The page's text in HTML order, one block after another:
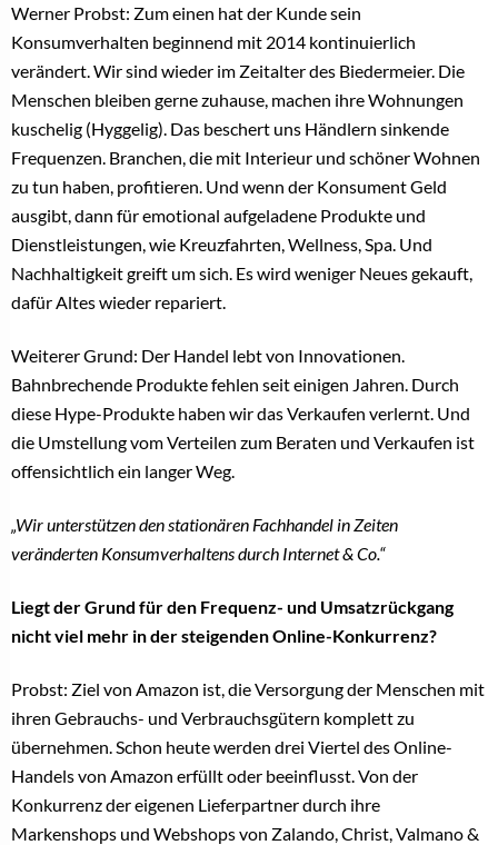
Werner Probst: Zum einen hat der Kundesein
Konsumverhalten beginnend mit 2014 kontinuierlich
verändert. Wir sind wieder im Zeitalter des Biedermeier. Die
Menschen bleiben gerne zuhause, machen ihre Wohnungen
kuschelig (Hyggelig). Das beschert uns Händlern sinkende
Frequenzen. Branchen, die mit Interieur und schöner Wohnen
zu tun haben, profitieren. Und wenn der Konsument Geld
ausgibt, dann für emotional aufgeladene Produkte und
Dienstleistungen, wie Kreuzfahrten, Wellness, Spa. Und
Nachhaltigkeit greift um sich. Es wird weniger Neues gekauft,
dafür Altes wieder repariert.
Weiterer Grund: Der Handel lebt von Innovationen.
Bahnbrechende Produkte fehlen seit einigen Jahren. Durch
diese Hype-Produkte haben wir das Verkaufen verlernt. Und
die Umstellung vom Verteilen zum Beraten und Verkaufen ist
offensichtlich ein langer Weg.
„Wir unterstützen den stationären Fachhandel in Zeiten
veränderten Konsumverhaltens durch Internet & Co.“
Liegt der Grund für den Frequenz- und Umsatzrückgang
nicht viel mehr in der steigenden Online-Konkurrenz?
Probst: Ziel von Amazon ist, die Versorgung der Menschen mit
ihren Gebrauchs- und Verbrauchsgütern komplett zu
übernehmen. Schon heute werden drei Viertel des Online-
Handels von Amazon erfüllt oder beeinflusst. Von der
Konkurrenz der eigenen Lieferpartner durch ihre
Markenshops und Webshops von Zalando, Christ, Valmano &